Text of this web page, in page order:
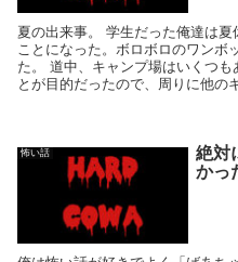
夏の出来事。 学生だった俺達は
ことになった。ボロボロのワンボ
た。 道中、キャンプ場はいくつ
とが目的だったので、周りに他の
怖い話
絶対
かっ